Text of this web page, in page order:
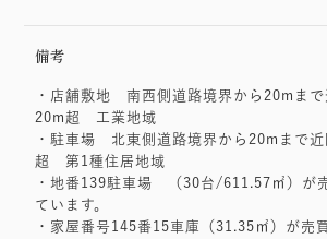
備考
・店舗敷地 南西側道路境界から20mま
20m超 工業地域
・駐車場 北東側道路境界から20mまで
超 第1種住居地域
・地番139駐車場 （30台/611.57㎡）が
ています。
・家屋番号145番15車庫（31.35㎡）が売